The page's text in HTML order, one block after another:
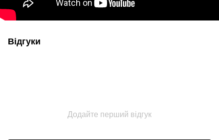
Відгуки
Додайте перший відгук